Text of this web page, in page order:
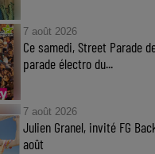
7 août 2026
Ce samedi, Street Parade
parade électro du...
7 août 2026
Julien Granel, invité FG
août